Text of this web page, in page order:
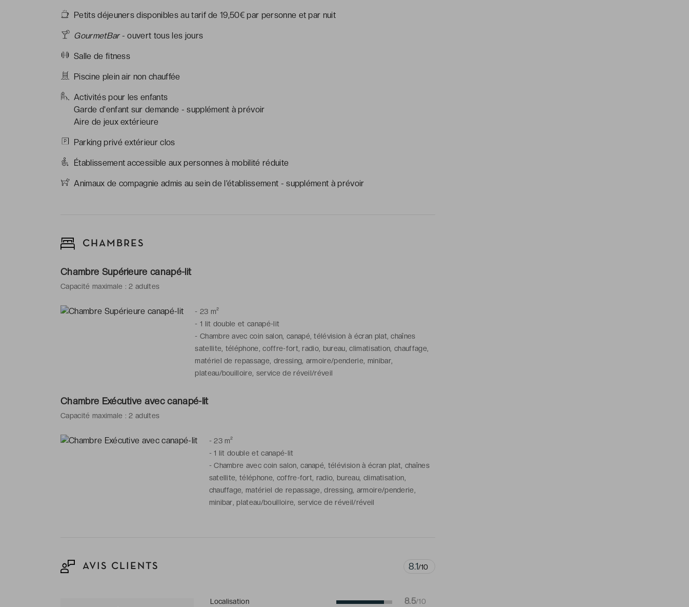
Petits déjeuners disponibles au tarif de 19,50€ par personne et par nuit
GourmetBar- ouvert tous les jours
Salle de fitness
Piscine plein air non chauffée
Activités pour les enfants
Garde d'enfant sur demande - supplément à prévoir
Aire de jeux extérieure
Parking privé extérieur clos
Établissement accessible aux personnes à mobilité réduite
Animaux de compagnie admis au sein de l’établissement - supplément à prévoir
CHAMBRES
Chambre Supérieure canapé-lit
Capacité maximale : 2 adultes
- 23 m²
- 1 lit double et canapé-lit
- Chambre avec coin salon, canapé, télévision à écran plat, chaînes
satellite, téléphone, coffre-fort, radio, bureau, climatisation, chauffage,
matériel de repassage, dressing, armoire/penderie, minibar,
plateau/bouilloire, service de réveil/réveil
articles de toilette gratuits
Chambre Exécutive avec canapé-lit
Capacité maximale : 2 adultes
-23 m²
-1 lit double et canapé-lit
-Chambre avec coin salon, canapé, télévision à écran plat, chaînes
satellite, téléphone, coffre-fort, radio, bureau, climatisation,
chauffage, matériel de repassage, dressing, armoire/penderie,
minibar, plateau/bouilloire, service de réveil/réveil
AVIS CLIENTS 8.1/10
Localisation 8.5/10